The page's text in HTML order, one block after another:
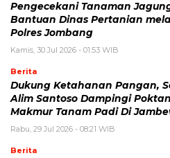
Pengecekani Tanaman
Bantuan Dinas Pertanian
Polres Jombang
Kamis, 30 Jul 2026 - 01:53 WIB
Berita
Dukung Ketahanan Pangan,
Alim Santoso Dampingi
Makmur Tanam Padi Di
Rabu, 29 Jul 2026 - 08:21 WIB
Berita